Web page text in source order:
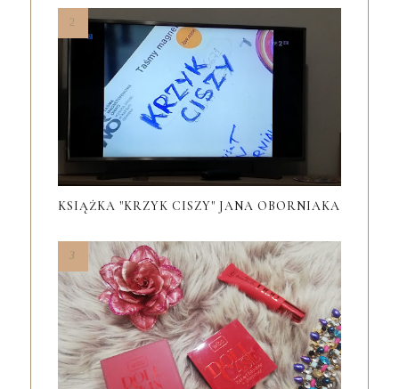
KSIĄŻKA "KRZYK CISZY" JANA OBORNIAKA